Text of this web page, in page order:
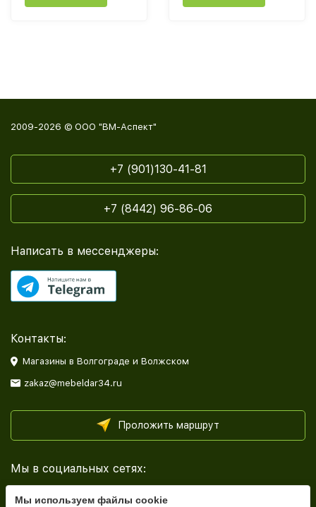
2009-2026 © ООО "ВМ-Аспект"
+7 (901)130-41-81
+7 (8442) 96-86-06
Написать в мессенджеры:
Контакты:
Магазины в Волгограде и Волжском
zakaz@mebeldar34.ru
Проложить маршрут
Мы в социальных сетях:
Мы используем файлы cookie